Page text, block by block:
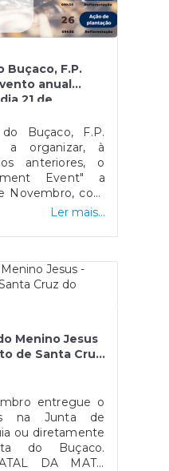
Buçaco, F.P.
anual
21 de
pelas 9:30h no
FMB.
Buçaco, F.P.
a organizar, à
anteriores, o
Event" a
Novembro, com
Educativo
e
se-á na
autóctones,
invasoras,
de espaços
Ler mais...
Menino Jesus
de Santa Cruz
entregue o
na Junta de
ou diretamente
do Buçaco.
DA MATA